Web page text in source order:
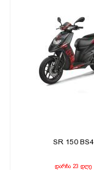
SR 150 BS4
დარჩა 23 დღე